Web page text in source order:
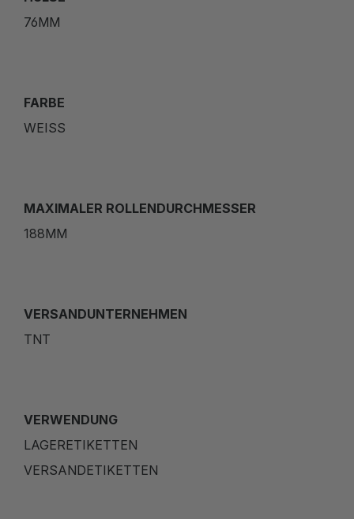
76MM
FARBE
WEISS
MAXIMALER ROLLENDURCHMESSER
188MM
VERSANDUNTERNEHMEN
TNT
VERWENDUNG
LAGERETIKETTEN
VERSANDETIKETTEN